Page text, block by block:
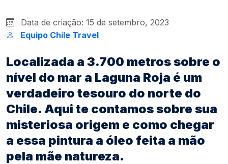
Data de criação: 15 de setembro, 2023
Equipo Chile Travel
Localizada a 3.700 metros sobre o
nível do mar a Laguna Roja é um
verdadeiro tesouro do norte do
Chile. Aqui te contamos sobre sua
misteriosa origem e como chegar
a essa pintura a óleo feita a mão
pela mãe natureza.